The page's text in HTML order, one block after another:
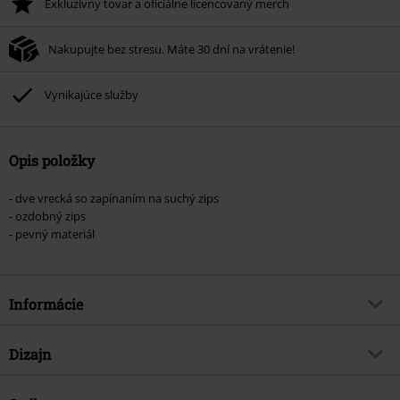
Nakupujte bez stresu. Máte 30 dní na vrátenie!
Vynikajúce služby
Opis položky
- dve vrecká so zapínaním na suchý zips
- ozdobný zips
- pevný materiál
Informácie
Tovar č.
Dizajn